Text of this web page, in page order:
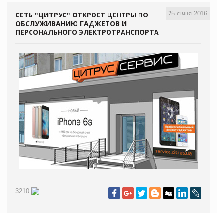
25 січня 2016
СЕТЬ "ЦИТРУС" ОТКРОЕТ ЦЕНТРЫ ПО
ОБСЛУЖИВАНИЮ ГАДЖЕТОВ И
ПЕРСОНАЛЬНОГО ЭЛЕКТРОТРАНСПОРТА
3210